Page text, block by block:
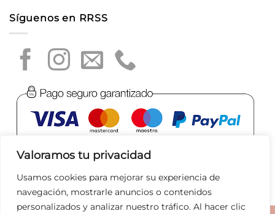
Valoramos tu privacidad
Usamos cookies para mejorar su experiencia de
navegación, mostrarle anuncios o contenidos
personalizados y analizar nuestro tráfico. Al hacer clic
Síguenos en RRSS